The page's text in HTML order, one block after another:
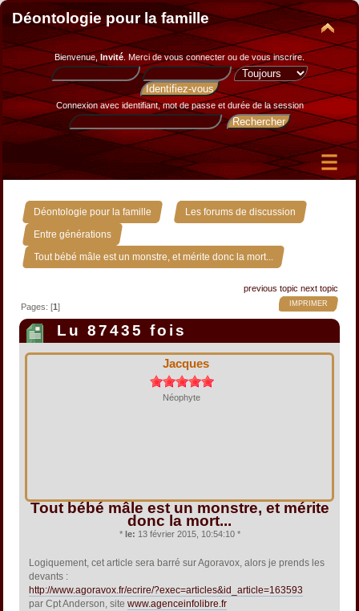
Déontologie pour la famille
Bienvenue, Invité. Merci devous connecter ou de vous inscrire.
Connexion avec identifiant, mot de passe et durée de la session
Déontologie pour la famille » Les forums de discussion »
Entre générations »
Tout bébé mâle est un monstre, et mérite donc la mort...
previous topic next topic
IMPRIMER
Pages: [1]
Lu 87435 fois
Jacques
Néophyte
Tout bébé mâle est un monstre, et mérite
donc la mort...
* le: 13 février 2015, 10:54:10 *
Logiquement, cet article sera barré sur Agoravox, alors je prends les
devants :
http://www.agoravox.fr/ecrire/?exec=articles&id_article=163593
par Cpt Anderson, sitewww.agenceinfolibre.fr